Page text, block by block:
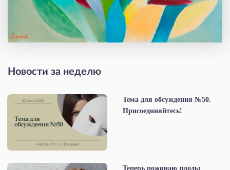
Новости за неделю
Тема для обсуждения №50.
Присоединяйтесь!
Теперь пожинаю плоды